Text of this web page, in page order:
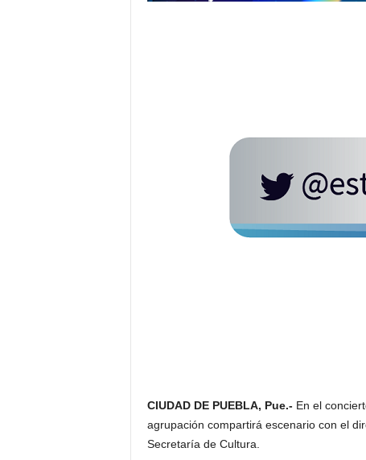
CIUDAD DE PUEBLA, Pue.-En el
agrupación compartirá escenario con el
Secretaría de Cultura.